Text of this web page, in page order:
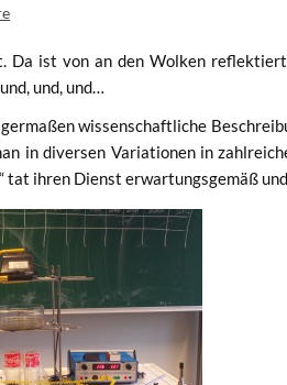
Da ist von an den Wol­ken
und, und…
wis­sen­schaft­li­che
in diver­sen Varia­tio­nen in
tat ihren Dienst erwar­tungs­ge­mäß